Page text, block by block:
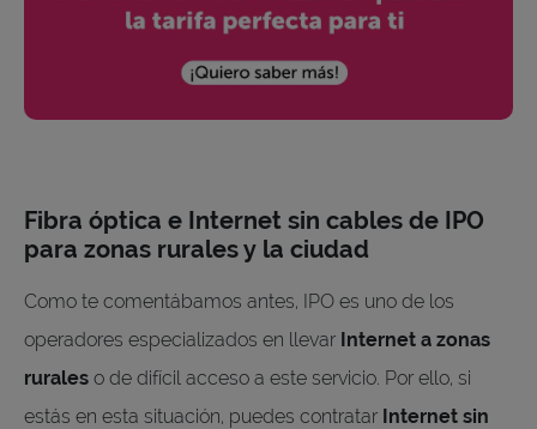
Fibra óptica e Internet sin cables de IPO
para zonas rurales y la ciudad
Como te comentábamos antes, IPO es uno de los
operadores especializados en llevar Internet a zonas
rurales o de difícil acceso a este servicio. Por ello, si
estás en esta situación, puedes contratar Internet sin